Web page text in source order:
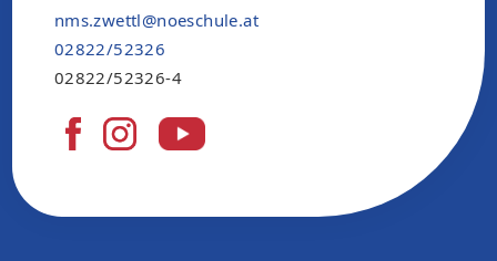
nms.zwettl@noeschule.at
02822/52326
02822/52326-4